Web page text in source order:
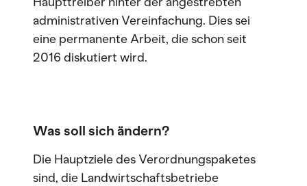
administrativen Vereinfachung. Dies sei
eine permanente Arbeit, die schon seit
2016 diskutiert wird.
Was soll sich ändern?
Die Hauptziele des Verordnungspaketes
sind, die Landwirtschaftsbetriebe